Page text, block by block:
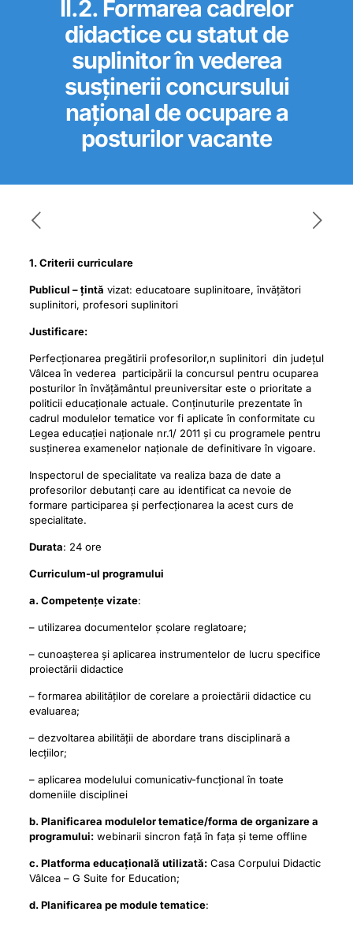
II.2. Formarea cadrelor
didactice cu statut de
suplinitor în vederea
susținerii concursului
național de ocupare a
posturilor vacante
1. Criterii curriculare
Publicul – țintă vizat: educatoare suplinitoare, învățători
suplinitori, profesori suplinitori
Justificare:
Perfecționarea pregătirii profesorilor,n suplinitori din județul
Vâlcea în vederea participării la concursul pentru ocuparea
posturilor în învățământul preuniversitar este o prioritate a
politicii educaționale actuale. Conținuturile prezentate în
cadrul modulelor tematice vor fi aplicate în conformitate cu
Legea educației naționale nr.1/ 2011 și cu programele pentru
susținerea examenelor naționale de definitivare în vigoare.
Inspectorul de specialitate va realiza baza de date a
profesorilor debutanți care au identificat ca nevoie de
formare participarea și perfecționarea la acest curs de
specialitate.
Durata: 24 ore
Curriculum-ul programului
a. Competențe vizate:
– utilizarea documentelor școlare reglatoare;
– cunoașterea și aplicarea instrumentelor de lucru specifice
proiectării didactice
– formarea abilităților de corelare a proiectării didactice cu
evaluarea;
– dezvoltarea abilității de abordare trans disciplinară a
lecțiilor;
– aplicarea modelului comunicativ-funcțional în toate
domeniile disciplinei
b. Planificarea modulelor tematice/forma de organizare a
programului:webinarii sincron față în fața și teme offline
c. Platforma educațională utilizată:Casa Corpului Didactic
Vâlcea – G Suite for Education;
d. Planificarea pe module tematice: